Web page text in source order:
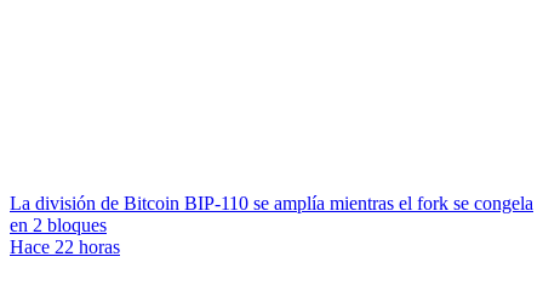
La división de Bitcoin BIP-110 se amplía mientras el fork se congela
en 2 bloques
Hace 22 horas